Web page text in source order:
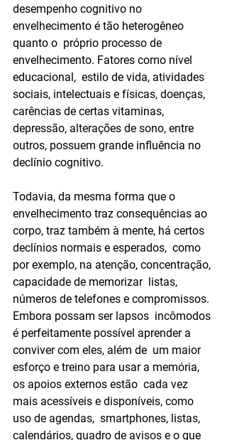
desempenho cognitivo no
envelhecimento é tão heterogêneo
quanto o  próprio processo de
envelhecimento. Fatores como nível
educacional,  estilo de vida, atividades
sociais, intelectuais e físicas, doenças,
carências de certas vitaminas,
depressão, alterações de sono, entre
outros, possuem grande influência no
declínio cognitivo.
Todavia, da mesma forma que o
envelhecimento traz consequências ao
corpo, traz também à mente, há certos
declínios normais e esperados,  como
por exemplo, na atenção, concentração,
capacidade de memorizar  listas,
números de telefones e compromissos.
Embora possam ser lapsos  incômodos
é perfeitamente possível aprender a
conviver com eles, além de  um maior
esforço e treino para usar a memória,
os apoios externos estão  cada vez
mais acessíveis e disponíveis, como
uso de agendas,  smartphones, listas,
calendários, quadro de avisos e o que